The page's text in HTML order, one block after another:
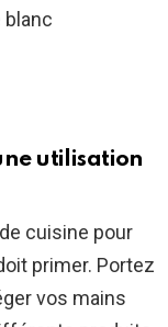
blanc
utilisation
cuisine pour
primer. Portez
vos mains